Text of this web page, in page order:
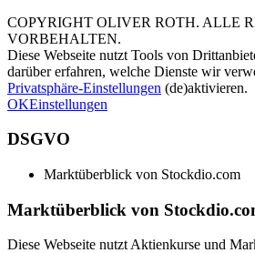
COPYRIGHT OLIVER ROTH. ALLE
VORBEHALTEN.
Diese Webseite nutzt Tools von
darüber erfahren, welche Dienste wir
Privatsphäre-Einstellungen (de)aktivieren.
OKEinstellungen
DSGVO
Marktüberblick von Stockdio.com
Marktüberblick von
Diese Webseite nutzt Aktienkurse und